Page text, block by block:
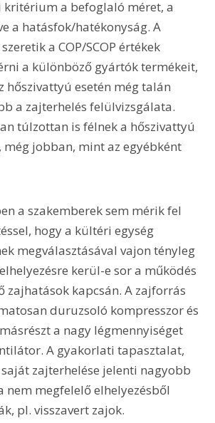
kritérium a befoglaló méret, a
a hatásfok/hatékonyság. A
a COP/SCOP értékek
a különböző gyártók termékeit,
hőszivattyú esetén még talán
a zajterhelés felülvizsgálata.
túlzottan is félnek a hőszivattyú
jobban, mint az egyébként
a szakemberek sem mérik fel
hogy a kültéri egység
megválasztásával vajon tényleg
kerül-e sor a működés
zajhatások kapcsán. A zajforrás
duruzsoló kompresszor és
a nagy légmennyiséget
A gyakorlati tapasztalat,
zajterhelése jelenti nagyobb
nem megfelelő elhelyezésből
pl. visszavert zajok.